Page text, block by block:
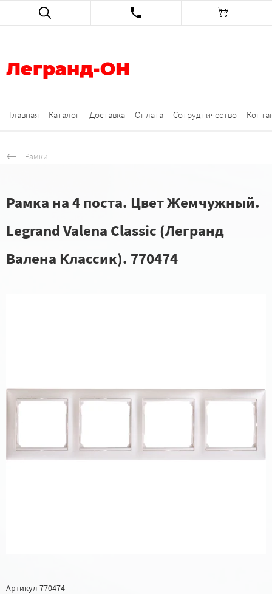
Легранд-ОН
Главная Каталог Доставка Оплата Сотрудничество
Рамки
Рамка на 4 поста. Цвет Жемчужный.
Legrand Valena Classic (Легранд
Валена Классик). 770474
Артикул 770474